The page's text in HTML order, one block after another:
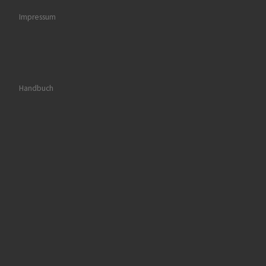
Impressum
Handbuch